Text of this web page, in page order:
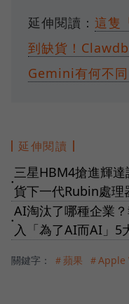
延伸閱讀： 這隻
到缺貨！
Gemini有何不同
延伸閱讀
●
三星HBM4搶進輝
貨下一代Rubin處理
●
AI淘汰了哪種企業
入「為了AI而AI」5
關鍵字： ＃蘋果 ＃Apple